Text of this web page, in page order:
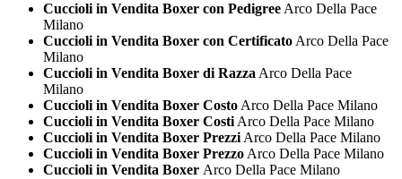
Cuccioli in Vendita Boxer con Pedigree Arco Della Pace
Milano
Cuccioli in Vendita Boxer con Certificato Arco Della Pace
Milano
Cuccioli in Vendita Boxer di Razza Arco Della Pace
Milano
Cuccioli in Vendita Boxer Costo Arco Della Pace Milano
Cuccioli in Vendita Boxer Costi Arco Della Pace Milano
Cuccioli in Vendita Boxer Prezzi Arco Della Pace Milano
Cuccioli in Vendita Boxer Prezzo Arco Della Pace Milano
Cuccioli in Vendita Boxer Arco Della Pace Milano